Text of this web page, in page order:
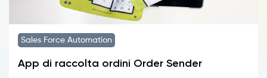
Sales Force Automation
App di raccolta ordini Order Sender